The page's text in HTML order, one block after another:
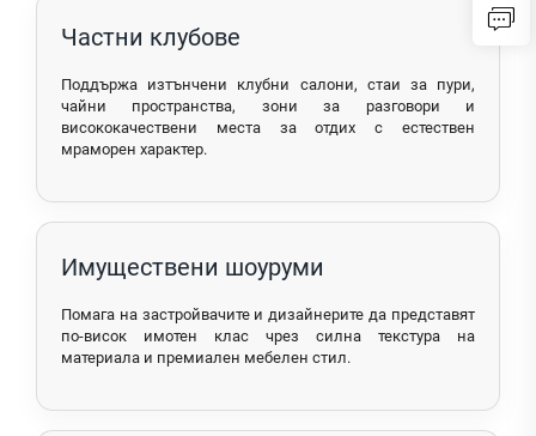
Частни клубове
Поддържа изтънчени клубни салони, стаи за пури,
чайни пространства, зони за разговори и
висококачествени места за отдих с естествен
мраморен характер.
Имуществени шоуруми
Помага на застройвачите и дизайнерите да представят
по-висок имотен клас чрез силна текстура на
материала и премиален мебелен стил.